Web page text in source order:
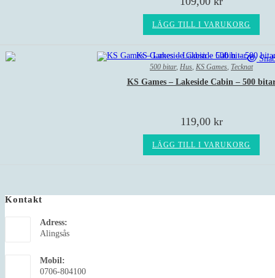
LÄGG TILL I VARUKORG
500 bitar, Hus, KS Games, Tecknat
KS Games – Lakeside Cabin – 500
119,00 kr
LÄGG TILL I VARUKORG
Kontakt
Adress:
Alingsås
Mobil:
0706-804100